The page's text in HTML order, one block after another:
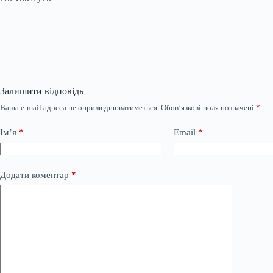
Залишити відповідь
Ваша e-mail адреса не оприлюднюватиметься. Обов’язкові поля позначені *
Ім’я * Email *
Додати коментар *